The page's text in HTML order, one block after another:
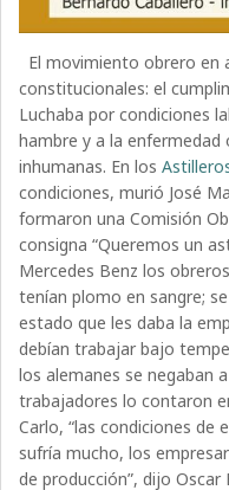
El movimiento obrero en
constitucionales: el
Luchaba por condiciones
hambre y a la
inhumanas. En los
condiciones, murió José
formaron una Comisión
consigna “Queremos un
Mercedes Benz los
tenían plomo en sangre;
estado que les daba la
debían trabajar bajo
los alemanes se negaban
trabajadores lo contaron
Carlo, “las condiciones de
sufría mucho, los
de producción”, dijo